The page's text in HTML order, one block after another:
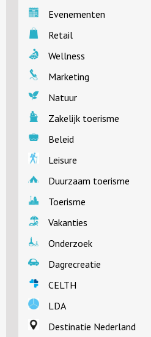
Evenementen
Retail
Wellness
Marketing
Natuur
Zakelijk toerisme
Beleid
Leisure
Duurzaam toerisme
Toerisme
Vakanties
Onderzoek
Dagrecreatie
CELTH
LDA
Destinatie Nederland